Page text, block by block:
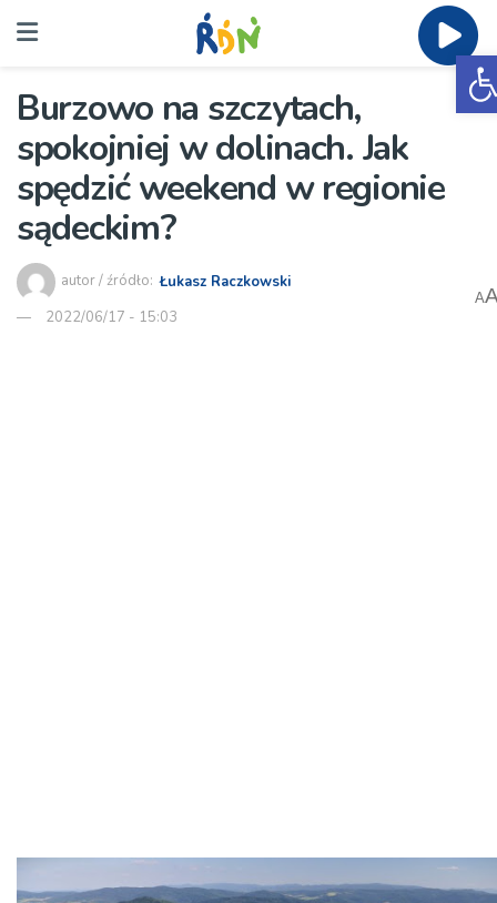
Burzowo na szczytach,
spokojniej w dolinach. Jak
spędzić weekend w regionie
sądeckim?
autor / źródło: Łukasz Raczkowski
2022/06/17 - 15:03
A